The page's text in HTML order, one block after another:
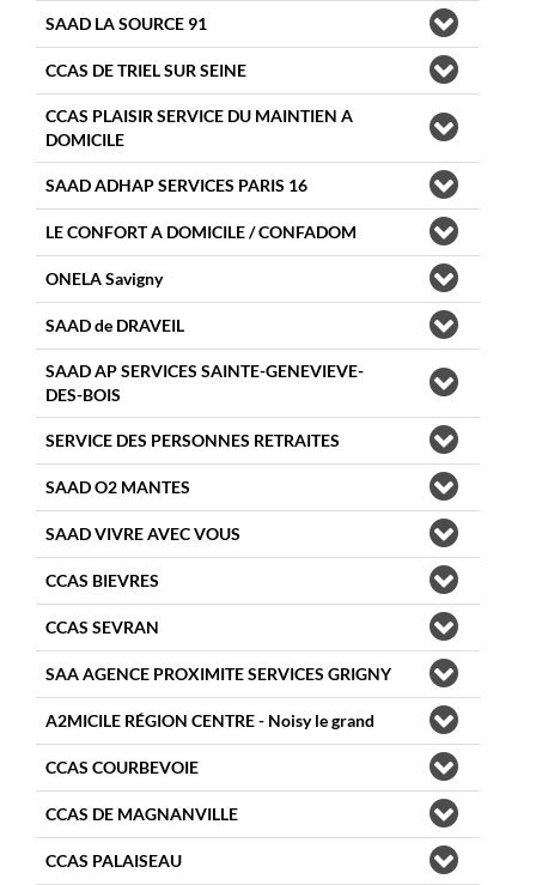
SAAD LA SOURCE 91
CCAS DE TRIEL SUR SEINE
CCAS PLAISIR SERVICE DU MAINTIEN A
DOMICILE
SAAD ADHAP SERVICES PARIS 16
LE CONFORT A DOMICILE / CONFADOM
ONELA Savigny
SAAD de DRAVEIL
SAAD AP SERVICES SAINTE-GENEVIEVE-
DES-BOIS
SERVICE DES PERSONNES RETRAITES
SAAD O2 MANTES
SAAD VIVRE AVEC VOUS
CCAS BIEVRES
CCAS SEVRAN
SAA AGENCE PROXIMITE SERVICES GRIGNY
A2MICILE RÉGION CENTRE - Noisy le grand
CCAS COURBEVOIE
CCAS DE MAGNANVILLE
CCAS PALAISEAU